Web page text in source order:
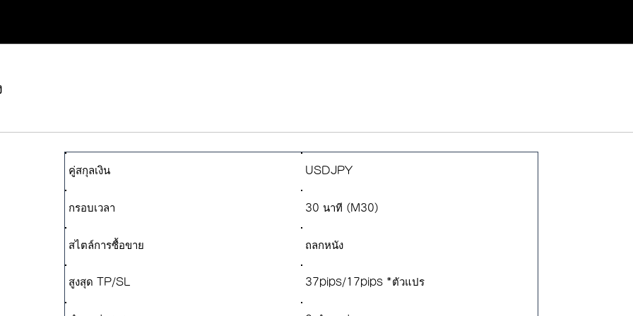
คู่สกุลเงิน USDJPY
กรอบเวลา 30 นาที (M30)
สไตล์การซื้อขาย ถลกหนัง
สูงสุด TP/SL 37pips/17pips *ตัวแปร